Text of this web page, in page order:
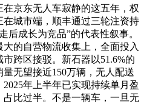
京东无人车寂静的这五年，权
城市端，顺丰通过三轮注资持
后成长为竞品”的代表性叙事。
的自营物流收集上，全面投入
跨区接驳。新石器以51.6%的
无望接近150万辆，无人配送
年上半年已实现持续单月盈
比过半。不是一辆车，一旦无